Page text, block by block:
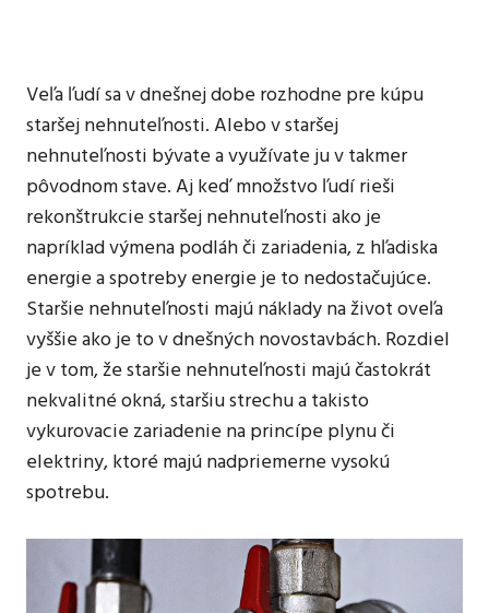
Veľa ľudí sa v dnešnej dobe rozhodne pre kúpu
staršej nehnuteľnosti. Alebo v staršej
nehnuteľnosti bývate a využívate ju v takmer
pôvodnom stave. Aj keď množstvo ľudí rieši
rekonštrukcie staršej nehnuteľnosti ako je
napríklad výmena podláh či zariadenia, z hľadiska
energie a spotreby energie je to nedostačujúce.
Staršie nehnuteľnosti majú náklady na život oveľa
vyššie ako je to v dnešných novostavbách. Rozdiel
je v tom, že staršie nehnuteľnosti majú častokrát
nekvalitné okná, staršiu strechu a takisto
vykurovacie zariadenie na princípe plynu či
elektriny, ktoré majú nadpriemerne vysokú
spotrebu.